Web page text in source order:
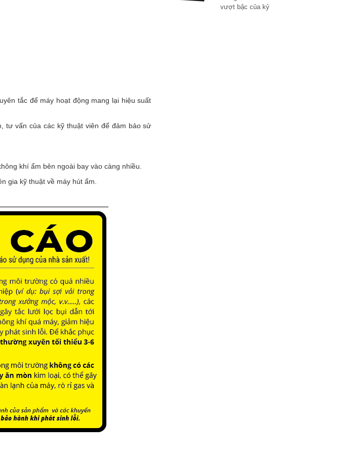
tắc để máy hoạt động mang lại hiệu suất
tư vấn của các kỹ thuật viên để đảm bảo sử
khí ẩm bên ngoài bay vào càng nhiều.
gia kỹ thuật về máy hút ẩm.
vượt bậc của kỷ